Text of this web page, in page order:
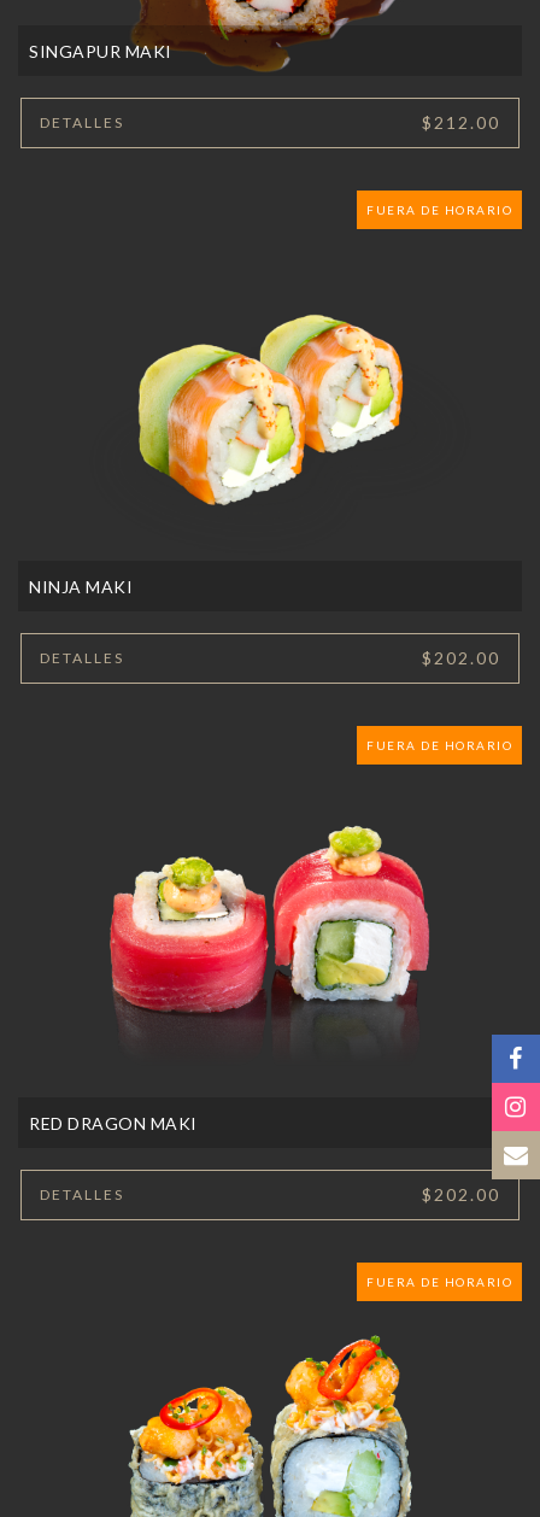
SINGAPUR MAKI
DETALLES $212.00
FUERA DE HORARIO
NINJA MAKI
DETALLES $202.00
FUERA DE HORARIO
RED DRAGON MAKI
DETALLES $202.00
FUERA DE HORARIO